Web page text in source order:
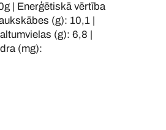
| Enerģētiskā vērtība
(g): 10,1 |
(g): 6,8 |
(mg):